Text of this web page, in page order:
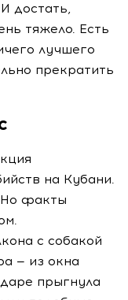
достать,
тяжело. Есть
лучшего
прекратить
на Кубани.
Но факты
с собакой
— из окна
прыгнула